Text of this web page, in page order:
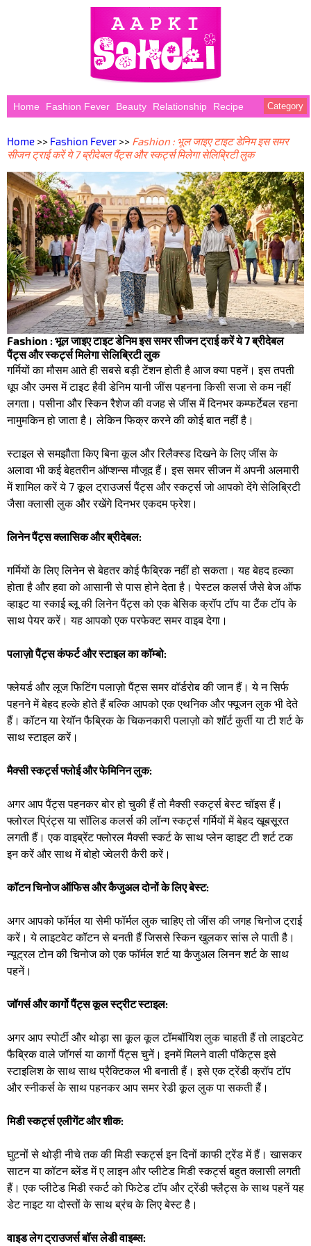
Home Fashion Fever Beauty Relationship Recipe Category
Home >> Fashion Fever >> Fashion : भूल जाइए टाइट डेनिम इस समर
सीजन ट्राई करें ये 7 ब्रीदेबल पैंट्स और स्कर्ट्स मिलेगा सेलिब्रिटी लुक
Fashion : भूल जाइए टाइट डेनिम इस समर सीजन ट्राई करें ये 7 ब्रीदेबल
पैंट्स और स्कर्ट्स मिलेगा सेलिब्रिटी लुक
​गर्मियों का मौसम आते ही सबसे बड़ी टेंशन होती है आज क्या पहनें। इस तपती
धूप और उमस में टाइट हैवी डेनिम यानी जींस पहनना किसी सजा से कम नहीं
लगता। पसीना और स्किन रैशेज की वजह से जींस में दिनभर कम्फर्टेबल रहना
नामुमकिन हो जाता है। ​ लेकिन फिक्र करने की कोई बात नहीं है।
स्टाइल से समझौता किए बिना कूल और रिलैक्स्ड दिखने के लिए जींस के
अलावा भी कई बेहतरीन ऑप्शन्स मौजूद हैं। इस समर सीजन में अपनी अलमारी
में शामिल करें ये 7 कूल ट्राउजर्स पैंट्स और स्कर्ट्स जो आपको देंगे सेलिब्रिटी
जैसा क्लासी लुक और रखेंगे दिनभर एकदम फ्रेश।
​लिनेन पैंट्स क्लासिक और ब्रीदेबल:
गर्मियों के लिए लिनेन से बेहतर कोई फैब्रिक नहीं हो सकता। यह बेहद हल्का
होता है और हवा को आसानी से पास होने देता है। पेस्टल कलर्स जैसे बेज ऑफ
व्हाइट या स्काई ब्लू की लिनेन पैंट्स को एक बेसिक क्रॉप टॉप या टैंक टॉप के
साथ पेयर करें। यह आपको एक परफेक्ट समर वाइब देगा। ​
पलाज़ो पैंट्स कंफर्ट और स्टाइल का कॉम्बो:
फ्लेयर्ड और लूज फिटिंग पलाज़ो पैंट्स समर वॉर्डरोब की जान हैं। ये न सिर्फ
पहनने में बेहद हल्के होते हैं बल्कि आपको एक एथनिक और फ्यूजन लुक भी देते
हैं। कॉटन या रेयॉन फैब्रिक के चिकनकारी पलाज़ो को शॉर्ट कुर्ती या टी शर्ट के
साथ स्टाइल करें।
​मैक्सी स्कर्ट्स फ्लोई और फेमिनिन लुक:
अगर आप पैंट्स पहनकर बोर हो चुकी हैं तो मैक्सी स्कर्ट्स बेस्ट चॉइस हैं।
फ्लोरल प्रिंट्स या सॉलिड कलर्स की लॉन्ग स्कर्ट्स गर्मियों में बेहद खूबसूरत
लगती हैं। एक वाइब्रेंट फ्लोरल मैक्सी स्कर्ट के साथ प्लेन व्हाइट टी शर्ट टक
इन करें और साथ में बोहो ज्वेलरी कैरी करें। ​
कॉटन चिनोज ऑफिस और कैजुअल दोनों के लिए बेस्ट:
अगर आपको फॉर्मल या सेमी फॉर्मल लुक चाहिए तो जींस की जगह चिनोज ट्राई
करें। ये लाइटवेट कॉटन से बनती हैं जिससे स्किन खुलकर सांस ले पाती है।
न्यूट्रल टोन की चिनोज को एक फॉर्मल शर्ट या कैजुअल लिनन शर्ट के साथ
पहनें।
जॉगर्स और कार्गो पैंट्स कूल स्ट्रीट स्टाइल:
अगर आप स्पोर्टी और थोड़ा सा कूल कूल टॉमबॉयिश लुक चाहती हैं तो लाइटवेट
फैब्रिक वाले जॉगर्स या कार्गो पैंट्स चुनें। इनमें मिलने वाली पॉकेट्स इसे
स्टाइलिश के साथ साथ प्रैक्टिकल भी बनाती हैं। इसे एक ट्रेंडी क्रॉप टॉप
और स्नीकर्स के साथ पहनकर आप समर रेडी कूल लुक पा सकती हैं। ​
मिडी स्कर्ट्स एलीगेंट और शीक:
घुटनों से थोड़ी नीचे तक की मिडी स्कर्ट्स इन दिनों काफी ट्रेंड में हैं। खासकर
साटन या कॉटन ब्लेंड में ए लाइन और प्लीटेड मिडी स्कर्ट्स बहुत क्लासी लगती
हैं। एक प्लीटेड मिडी स्कर्ट को फिटेड टॉप और ट्रेंडी फ्लैट्स के साथ पहनें यह
डेट नाइट या दोस्तों के साथ ब्रंच के लिए बेस्ट है। ​
वाइड लेग ट्राउजर्स बॉस लेडी वाइब्स: